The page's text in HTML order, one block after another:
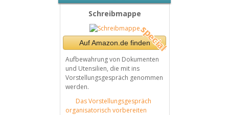
Schreibmappe
Auf Amazon.de finden
Aufbewahrung von Dokumenten
und Utensilien, die mit ins
Vorstellungsgespräch genommen
werden.
Das Vorstellungsgespräch
organisatorisch vorbereiten